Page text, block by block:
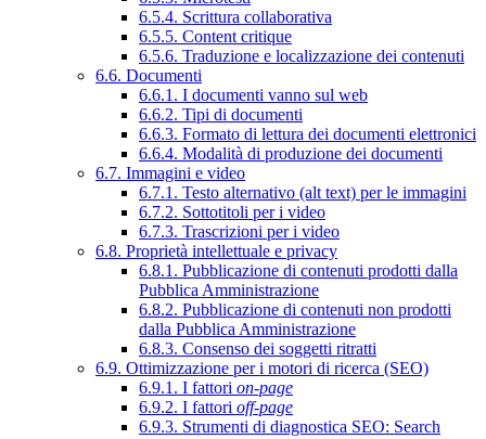
6.5.4. Scrittura collaborativa
6.5.5. Content critique
6.5.6. Traduzione e localizzazione dei contenuti
6.6. Documenti
6.6.1. I documenti vanno sul web
6.6.2. Tipi di documenti
6.6.3. Formato di lettura dei documenti elettronici
6.6.4. Modalità di produzione dei documenti
6.7. Immagini e video
6.7.1. Testo alternativo (alt text) per le immagini
6.7.2. Sottotitoli per i video
6.7.3. Trascrizioni per i video
6.8. Proprietà intellettuale e privacy
6.8.1. Pubblicazione di contenuti prodotti dalla
Pubblica Amministrazione
6.8.2. Pubblicazione di contenuti non prodotti
dalla Pubblica Amministrazione
6.8.3. Consenso dei soggetti ritratti
6.9. Ottimizzazione per i motori di ricerca (SEO)
6.9.1. I fattori on-page
6.9.2. I fattori off-page
6.9.3. Strumenti di diagnostica SEO: Search